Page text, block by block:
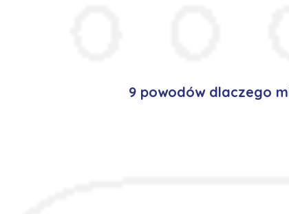
9 powodów dlaczego